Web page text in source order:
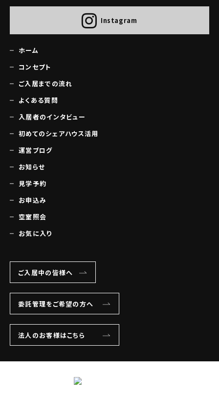
Instagram
ホーム
コンセプト
ご入居までの流れ
よくある質問
入居者のインタビュー
初めてのシェアハウス活用
運営ブログ
お知らせ
見学予約
お申込み
空室照会
お気に入り
ご入居中の皆様へ
委託管理をご希望の方へ
法人のお客様はこちら